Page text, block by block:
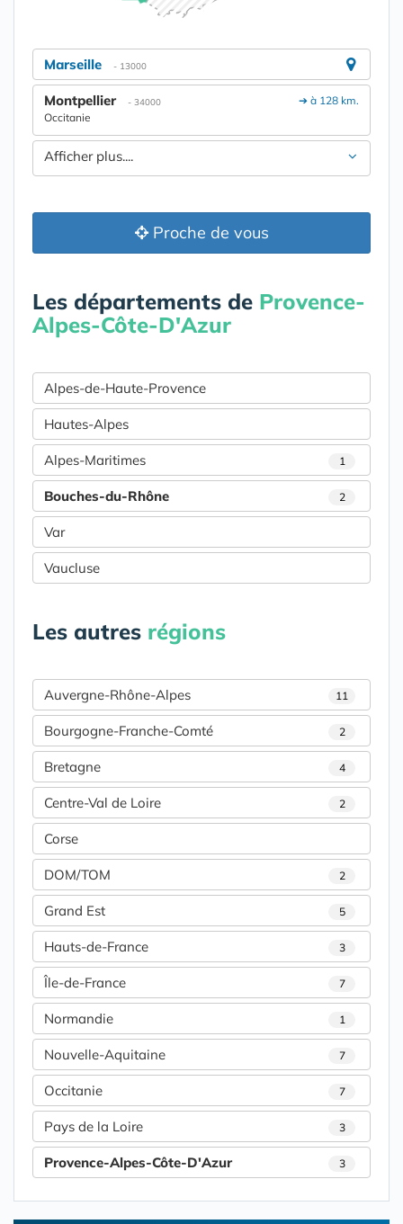
Marseille - 13000
➔ à 128 km.
Montpellier - 34000
Occitanie
Afficher plus....
Proche de vous
Les départements de Provence-
Alpes-Côte-D'Azur
Alpes-de-Haute-Provence
Hautes-Alpes
Alpes-Maritimes 1
Bouches-du-Rhône 2
Var
Vaucluse
Les autres régions
Auvergne-Rhône-Alpes 11
Bourgogne-Franche-Comté 2
Bretagne 4
Centre-Val de Loire 2
Corse
DOM/TOM 2
Grand Est 5
Hauts-de-France 3
Île-de-France 7
Normandie 1
Nouvelle-Aquitaine 7
Occitanie 7
Pays de la Loire 3
Provence-Alpes-Côte-D'Azur 3